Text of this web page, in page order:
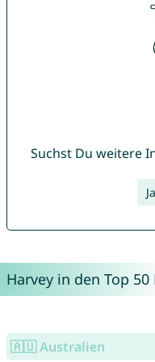
Suchst Du weitere
Ja
Harvey in den Top 50
🇦🇺 Australien